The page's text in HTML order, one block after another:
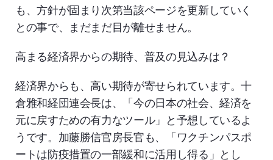
も、方針が固まり次第当該ページを更新していく
との事で、まだまだ目が離せません。
高まる経済界からの期待、普及の見込みは？
経済界からも、高い期待が寄せられています。十
倉雅和経団連会長は、「今の日本の社会、経済を
元に戻すための有力なツール」と予想しているよ
うです。加藤勝信官房長官も、「ワクチンパスポ
ートは防疫措置の一部緩和に活用し得る」とし